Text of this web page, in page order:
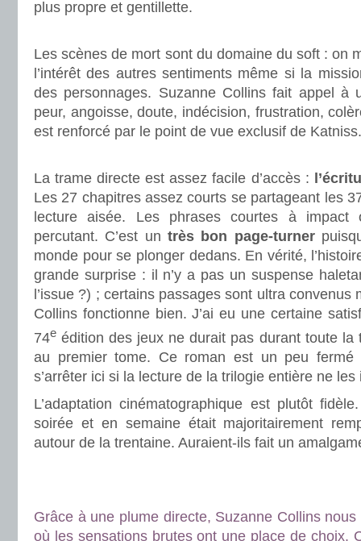
plus propre et gentillette.
Les scènes de mort sont du domaine du soft : on
l’intérêt des autres sentiments même si la
des personnages. Suzanne Collins fait appel à
peur, angoisse, doute, indécision, frustration,
est renforcé par le point de vue exclusif de Katniss.
La trame directe est assez facile d’accès :
Les 27 chapitres assez courts se partageant les
lecture aisée. Les phrases courtes à
percutant. C’est un très bon page-turner
monde pour se plonger dedans. En vérité,
grande surprise : il n’y a pas un suspense
l’issue ?) ; certains passages sont ultra convenus
Collins fonctionne bien. J’ai eu une certaine
74e édition des jeux ne durait pas durant toute la
au premier tome. Ce roman est un peu fermé
s’arrêter ici si la lecture de la trilogie entière ne
L’adaptation cinématographique est plutôt
soirée et en semaine était majoritairement
autour de la trentaine. Auraient-ils fait un
Grâce à une plume directe, Suzanne Collins
où les sensations brutes ont une place de choix.